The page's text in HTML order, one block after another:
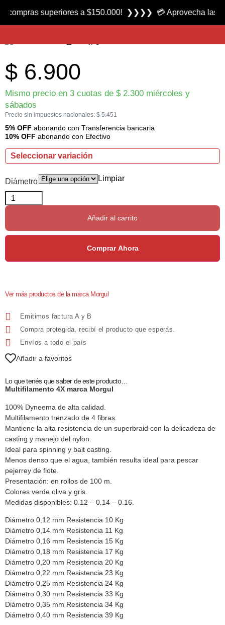
Producto nuevo
Multifilamento 4X marca Morgul
$ 6.900
Mismo precio en 3 cuotas de $2.300 miércoles y
sábados
Precio sin impuestos nacionales: $ 5.451
5% OFF abonando con Transferencia bancaria
10% OFF abonando con Efectivo
Seleccionar variación
Diámetro Limpiar
Añadir al carrito
Comprar Ahora
Ver más productos de la marca Morgul
Emitimos factura A y B
Compra protegida, recibí el producto que esperás.
Envíos a todo el país
Añadir a favoritos
Lo que tenés que saber de este producto…
Multifilamento 4X marca Morgul
100% Dyneema de alta calidad.
Multifilamento trenzado de 4 fibras.
Mantiene la alta resistencia de un superbraid con la delicadeza de
casting y manejo del nylon.
Ideal para spinning y bait casting.
Menos denso que el agua, también resulta ideal para pescar
pejerrey de flote.
Presentación: en rollos de 100 m.
Colores verde oliva y gris.
Medidas disponibles: 0.12 – 0.14 – 0.16.
Diámetro 0,12 mm Resistencia 10 Kg
Diámetro 0,14 mm Resistencia 11 Kg
Diámetro 0,16 mm Resistencia 15 Kg
Diámetro 0,18 mm Resistencia 17 Kg
Diámetro 0,20 mm Resistencia 20 Kg
Diámetro 0,22 mm Resistencia 23 Kg
Diámetro 0,25 mm Resistencia 24 Kg
Diámetro 0,30 mm Resistencia 33 Kg
Diámetro 0,35 mm Resistencia 34 Kg
Diámetro 0,40 mm Resistencia 39 Kg
superiores a $150.000! ❯❯❯❯ 💳 Aprovecha las 3 cuotas